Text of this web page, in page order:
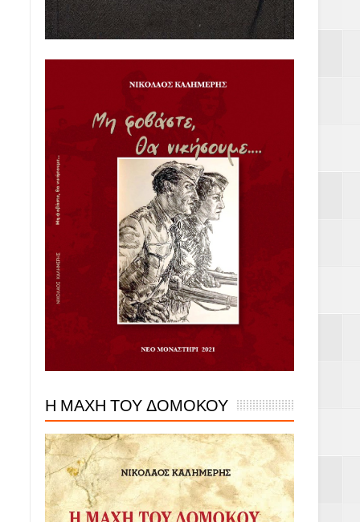
Η ΜΑΧΗ ΤΟΥ ΔΟΜΟΚΟΥ